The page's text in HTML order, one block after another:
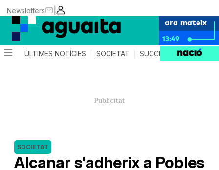
|
Newsletters
ara mateix
13:49
ÚLTIMES NOTÍCIES SOCIETAT SUCCESSOS AGENDA
Alcanar s'adherix a Pobles
SOCIETAT